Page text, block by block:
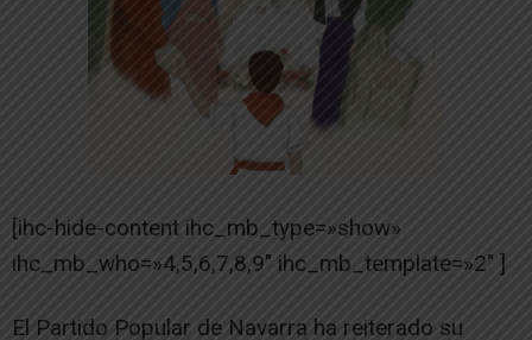
[ihc-hide-content ihc_mb_type=»show»
ihc_mb_who=»4,5,6,7,8,9″ ihc_mb_template=»2″ ]
El Partido Popular de Navarra ha reiterado su